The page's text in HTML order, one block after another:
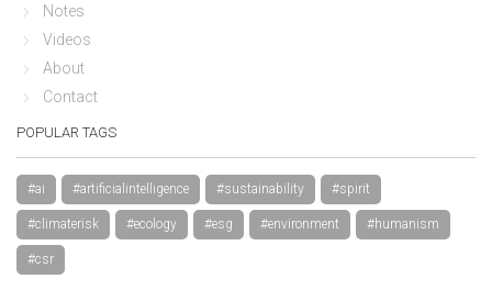
Notes
Videos
About
Contact
POPULAR TAGS
#ai #artificialintelligence #sustainability #spirit
#climaterisk #ecology #esg #environment #humanism
#csr